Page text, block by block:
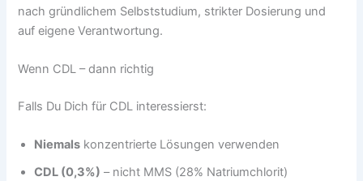
nach gründlichem Selbststudium, strikter Dosierung und
auf eigene Verantwortung.
Wenn CDL – dann richtig
Falls Du Dich für CDL interessierst:
Niemals konzentrierte Lösungen verwenden
CDL (0,3%) – nicht MMS (28% Natriumchlorit)